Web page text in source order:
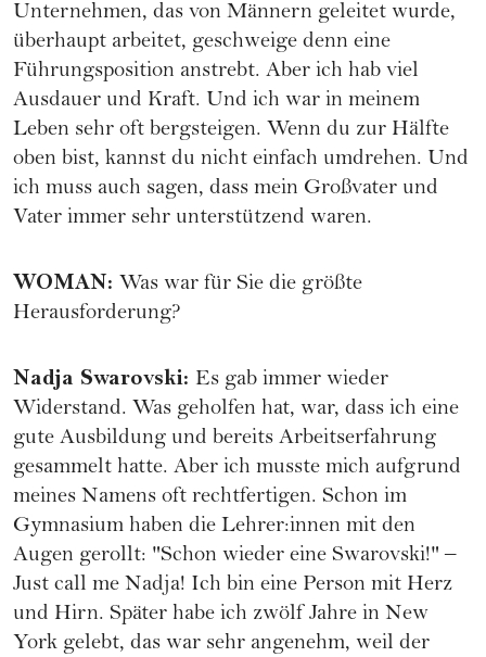
Unternehmen, das von Männern geleitet wurde,
überhaupt arbeitet, geschweige denn eine
Führungsposition anstrebt. Aber ich hab viel
Ausdauer und Kraft. Und ich war in meinem
Leben sehr oft bergsteigen. Wenn du zur Hälfte
oben bist, kannst du nicht einfach umdrehen. Und
ich muss auch sagen, dass mein Großvater und
Vater immer sehr unterstützend waren.
WOMAN: Was war für Sie die größte
Herausforderung?
Nadja Swarovski: Es gab immer wieder
Widerstand. Was geholfen hat, war, dass ich eine
gute Ausbildung und bereits Arbeitserfahrung
gesammelt hatte. Aber ich musste mich aufgrund
meines Namens oft rechtfertigen. Schon im
Gymnasium haben die Lehrer:innen mit den
Augen gerollt: "Schon wieder eine Swarovski!" –
Just call me Nadja! Ich bin eine Person mit Herz
und Hirn. Später habe ich zwölf Jahre in New
York gelebt, das war sehr angenehm, weil der